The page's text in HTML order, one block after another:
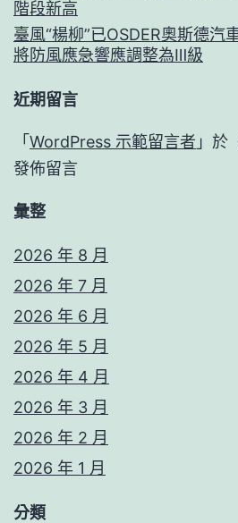
階段新高
臺風“楊柳”已OSDER奧斯德汽
將防風應急響應調整為Ⅲ級
近期留言
「 WordPress 示範留言者 」於
發佈留言
彙整
2026 年 8 月
2026 年 7 月
2026 年 6 月
2026 年 5 月
2026 年 4 月
2026 年 3 月
2026 年 2 月
2026 年 1 月
分類